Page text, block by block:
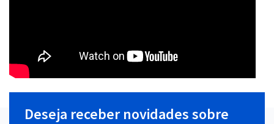
Deseja receber novidades sobre